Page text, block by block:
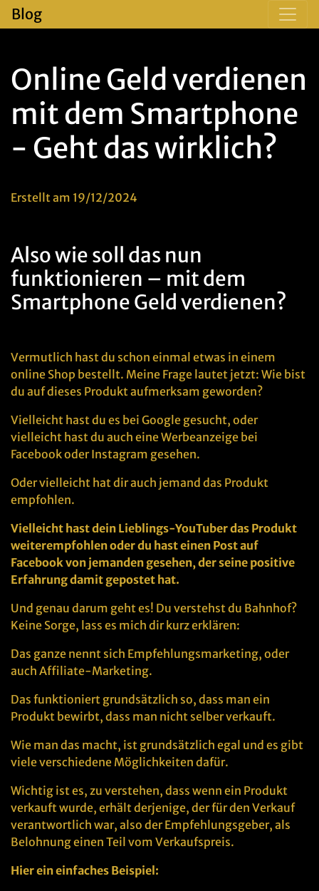
Blog
Online Geld verdienen
mit dem Smartphone
- Geht das wirklich?
Erstellt am 19/12/2024
Also wie soll das nun
funktionieren – mit dem
Smartphone Geld verdienen?
Vermutlich hast du schon einmal etwas in einem
online Shop bestellt. Meine Frage lautet jetzt: Wie bist
du auf dieses Produkt aufmerksam geworden?
Vielleicht hast du es bei Google gesucht, oder
vielleicht hast du auch eine Werbeanzeige bei
Facebook oder Instagram gesehen.
Oder vielleicht hat dir auch jemand das Produkt
empfohlen.
Vielleicht hast dein Lieblings-YouTuber das Produkt
weiterempfohlen oder du hast einen Post auf
Facebook von jemanden gesehen, der seine positive
Erfahrung damit gepostet hat.
Und genau darum geht es! Du verstehst du Bahnhof?
Keine Sorge, lass es mich dir kurz erklären:
Das ganze nennt sich Empfehlungsmarketing, oder
auch Affiliate-Marketing.
Das funktioniert grundsätzlich so, dass man ein
Produkt bewirbt, dass man nicht selber verkauft.
Wie man das macht, ist grundsätzlich egal und es gibt
viele verschiedene Möglichkeiten dafür.
Wichtig ist es, zu verstehen, dass wenn ein Produkt
verkauft wurde, erhält derjenige, der für den Verkauf
verantwortlich war, also der Empfehlungsgeber, als
Belohnung einen Teil vom Verkaufspreis.
Hier ein einfaches Beispiel: